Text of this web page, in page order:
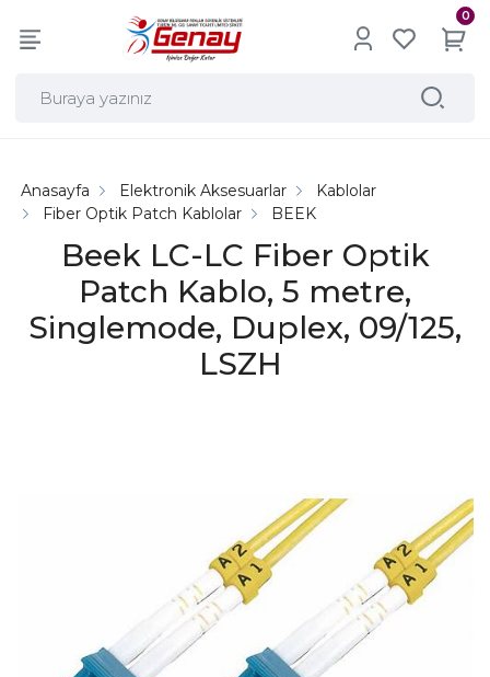
0
Beek LC-LC Fiber Optik
Patch Kablo, 5 metre,
Singlemode, Duplex, 09/125,
LSZH
Anasayfa Elektronik Aksesuarlar
Kablolar
Fiber Optik Patch Kablolar
BEEK